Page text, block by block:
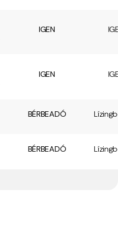
IGEN
IGEN
BÉRBEADÓ
BÉRBEADÓ